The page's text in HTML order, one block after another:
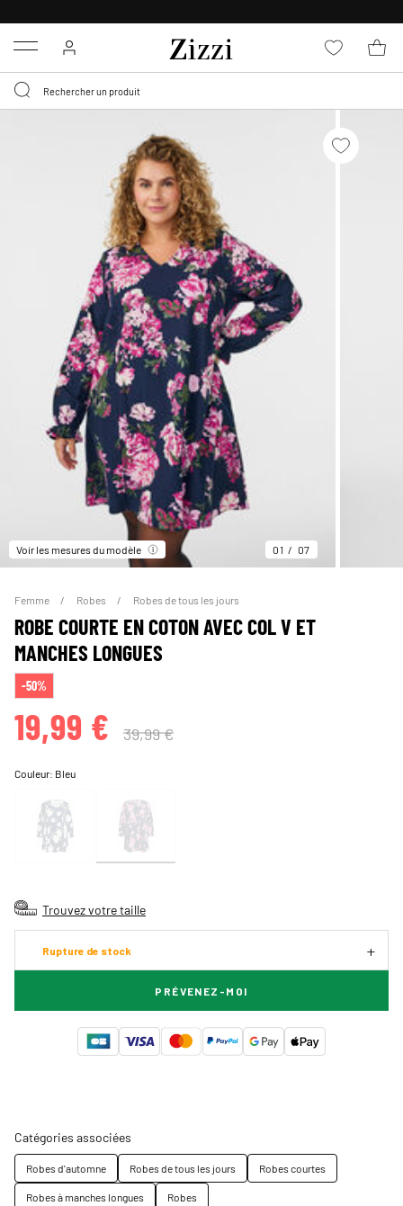
Menu
Voir les mesures du modèle 01 07
Femme Robes Robes de tous les jours
ROBE COURTE EN COTON AVEC COL V ET
MANCHES LONGUES
-50%
19,99 € 39,99 €
Couleur: Bleu
Trouvez votre taille
Rupture de stock
PRÉVENEZ-MOI
Catégories associées
Robes d'automne Robes de tous les jours
Robes courtes
Robes à manches longues
Robes